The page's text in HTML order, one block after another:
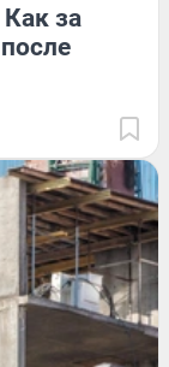
за